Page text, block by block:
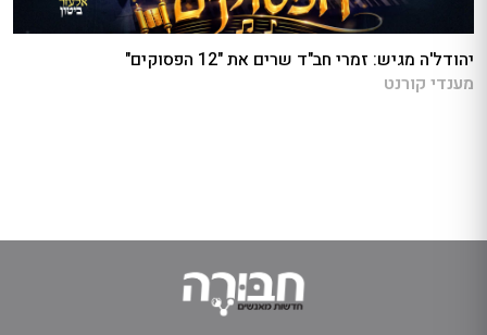
יהודל'ה מגיש: זמרי חב"ד שרים את "12 הפסוקים"
מענדי קורנט